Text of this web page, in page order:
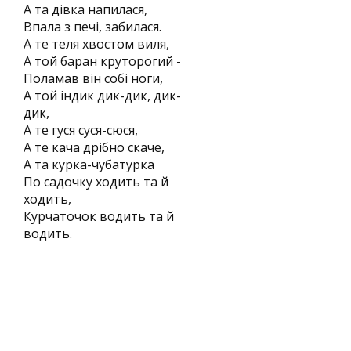
А та дівка напилася,
Впала з печі, забилася.
А те теля хвостом виля,
А той баран круторогий -
Поламав він собі ноги,
А той індик дик-дик, дик-
дик,
А те гуся суся-сюся,
А те кача дрібно скаче,
А та курка-чубатурка
По садочку ходить та й
ходить,
Курчаточок водить та й
водить.